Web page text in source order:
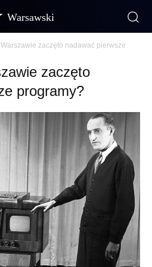
Warsawski
zaczęto nadawać pierwsze
zaczęto
programy?